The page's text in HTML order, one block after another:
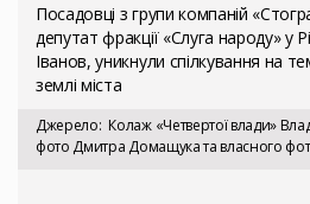
Посадовці з групи компаній
депутат фракції «Слуга народу» у
Іванов, уникнули спілкування на
землі міста
Джерело Колаж «Четвертої влади»
фото Дмитра Домащука та власного